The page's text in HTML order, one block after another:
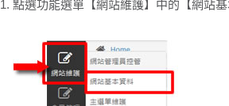
1. 點選功能選單【網站維護】中的【網站